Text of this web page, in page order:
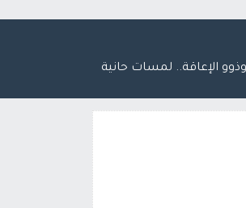
الإعاقة.. لمسات حانية